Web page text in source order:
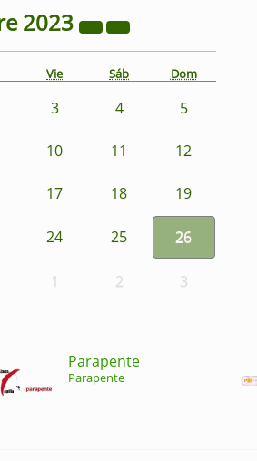
2023
Vie Sáb Dom
3 4 5
10 11 12
17 18 19
24 25 26
1 2 3
Parapente
Parapente